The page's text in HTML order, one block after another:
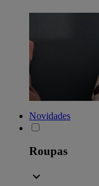
Novidades
Roupas